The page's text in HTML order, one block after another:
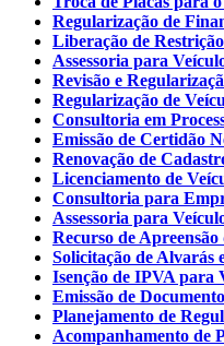
Regularização de
Liberação de
Assessoria para
Revisão e
Regularização de
Consultoria em
Emissão de Certidão
Renovação de
Licenciamento de
Consultoria para
Assessoria para
Recurso de Apreensão
Solicitação de Alvarás
Isenção de IPVA para
Emissão de
Planejamento de
Acompanhamento de